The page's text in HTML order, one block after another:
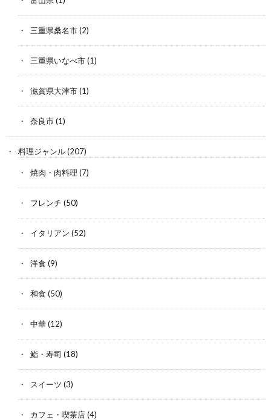
三重県桑名市(2)
三重県いなべ市(1)
滋賀県大津市(1)
奈良市(1)
料理ジャンル(207)
焼肉・肉料理 (7)
フレンチ (50)
イタリアン (52)
洋食 (9)
和食 (50)
中華(12)
鮨・寿司 (18)
スイーツ (3)
カフェ・喫茶店(4)